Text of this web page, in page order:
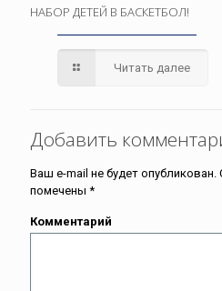
НАБОР ДЕТЕЙ В БАСКЕТБОЛ!
Читать далее
Добавить
Ваш e-mail не будет опубликован.
помечены *
Комментарий